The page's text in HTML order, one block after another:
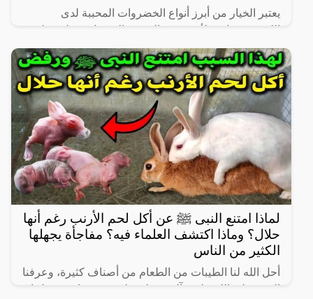
يعتبر الخيار من أبرز أنواع الخضروات المحببة لدى
الكثيرين، خاصة لأنه شبه خالي من السعرات وطعمه لذيذ
ومنعش، وله فوائد كثيرة لأنه غني بالفيتامينات والمعادن،
كما
لماذا امتنع النبى ﷺ عن أكل لحم الأرنب رغم أنها
حلال؟ وماذا اكتشف العلماء فيه؟ مفاجأة يجهلها
الكثير من الناس
أحل الله لنا الطيبات من الطعام من أصناف كثيرة، وعرفنا
النبي صلى الله عليه وآله وسـلم على بعض ما حرم علينا،